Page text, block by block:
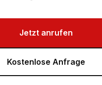
Jetzt anrufen
Kostenlose Anfrage